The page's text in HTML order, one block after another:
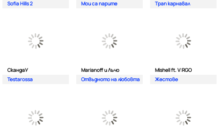
Sofia Hills 2
Мои са парите
Трап карнавал
СкандаУ
Testarossa
Marianoff и Лъчо
Отвъдното на любовта
Mishell ft. V:RGO
Жестове